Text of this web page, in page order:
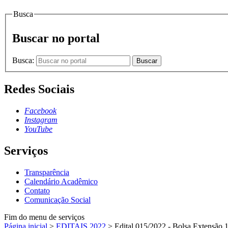
Busca
Buscar no portal
Busca: Buscar
Redes Sociais
Facebook
Instagram
YouTube
Serviços
Transparência
Calendário Acadêmico
Contato
Comunicação Social
Fim do menu de serviços
Página inicial > EDITAIS 2022 > Edital 015/2022 - Bolsa Extensão